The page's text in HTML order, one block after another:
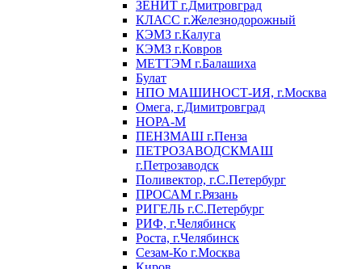
ЗЕНИТ г.Дмитровград
КЛАСС г.Железнодорожный
КЭМЗ г.Калуга
КЭМЗ г.Ковров
МЕТТЭМ г.Балашиха
Булат
НПО МАШИНОСТ-ИЯ, г.Москва
Омега, г.Димитровград
НОРА-М
ПЕНЗМАШ г.Пенза
ПЕТРОЗАВОДСКМАШ
г.Петрозаводск
Поливектор, г.С.Петербург
ПРОСАМ г.Рязань
РИГЕЛЬ г.С.Петербург
РИФ, г.Челябинск
Роста, г.Челябинск
Сезам-Ко г.Москва